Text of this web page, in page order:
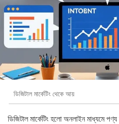
ডিজিটাল মার্কেটিং থেকে আয়
ডিজিটাল মার্কেটিং হলো অনলাইন মাধ্যমে